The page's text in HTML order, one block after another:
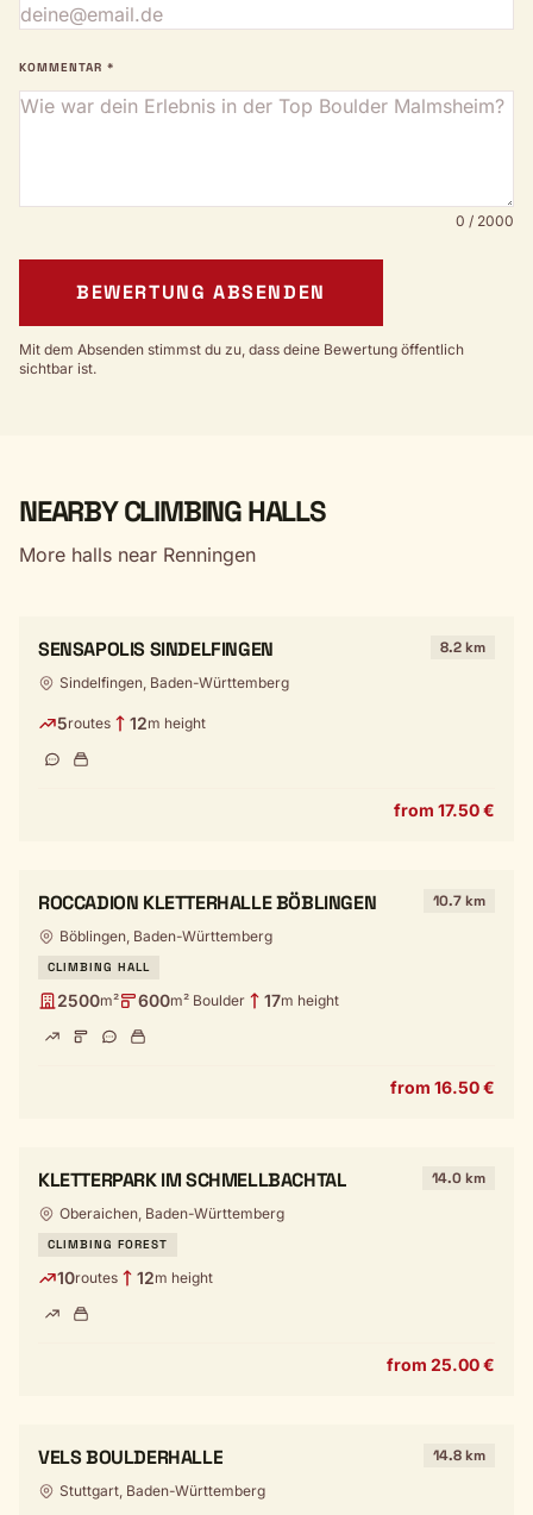
KOMMENTAR *
0 / 2000
BEWERTUNG ABSENDEN
Mit dem Absenden stimmst du zu, dass deine Bewertung öffentlich
sichtbar ist.
NEARBY CLIMBING HALLS
More halls near Renningen
SENSAPOLIS SINDELFINGEN 8.2 km
Sindelfingen, Baden-Württemberg
5routes 12m height
from 17.50 €
ROCCADION KLETTERHALLE BÖBLINGEN 10.7 km
Böblingen, Baden-Württemberg
CLIMBING HALL
2500m² 600m² Boulder 17m height
from 16.50 €
KLETTERPARK IM SCHMELLBACHTAL 14.0 km
Oberaichen, Baden-Württemberg
CLIMBING FOREST
10routes 12m height
from 25.00 €
VELS BOULDERHALLE 14.8 km
Stuttgart, Baden-Württemberg